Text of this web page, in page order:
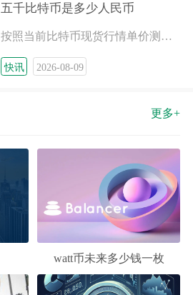
五千比特币是多少人民币
按照当前比特币现货行情单价测算，五千比特币纸面市值大约在21
快讯 2026-08-09
更多+
watt币未来多少钱一枚